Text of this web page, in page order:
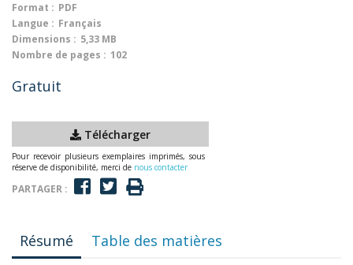
Format : PDF
Langue : Français
Dimensions : 5,33 MB
Nombre de pages : 102
Gratuit
Télécharger
Pour recevoir plusieurs exemplaires imprimés, sous
réserve de disponibilité, merci de nous contacter
PARTAGER :
Résumé Table des matières